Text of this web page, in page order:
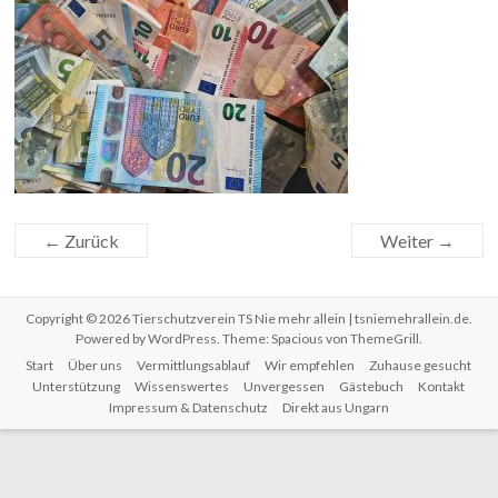
← Zurück Weiter →
Copyright © 2026Tierschutzverein TS Nie mehr allein | tsniemehrallein.de.
Powered byWordPress. Theme: Spacious von ThemeGrill.
Start
Über uns Vermittlungsablauf Wir empfehlen
Zuhause gesucht
Unterstützung
Wissenswertes Unvergessen Gästebuch
Kontakt
Impressum & Datenschutz
Direkt aus Ungarn